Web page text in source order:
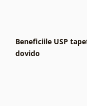
Beneficiile USP
dovido